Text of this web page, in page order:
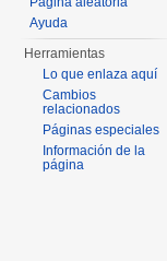
Ayuda
Herramientas
Lo que enlaza aquí
Cambios
relacionados
Páginas especiales
Información de la
página